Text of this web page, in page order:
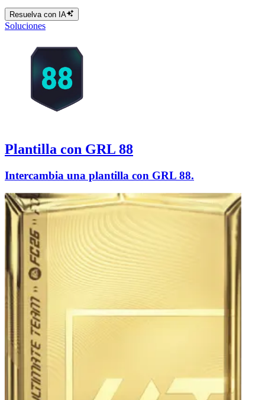
Resuelva con IA
Soluciones
Plantilla con GRL 88
Intercambia una plantilla con GRL 88.